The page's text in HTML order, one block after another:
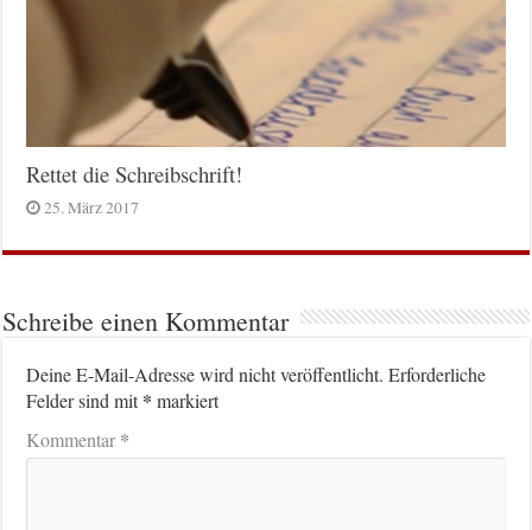
Rettet die Schreibschrift!
25. März 2017
Schreibe einen Kommentar
Deine E-Mail-Adresse wird nicht veröffentlicht. Erforderliche
Felder sind mit* markiert
Kommentar*